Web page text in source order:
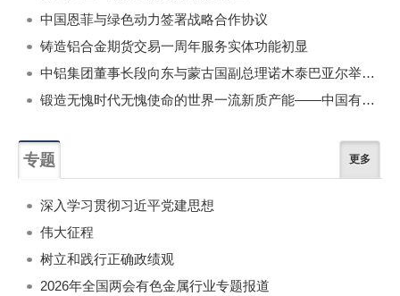
中国恩菲与绿色动力签署战略合作协议
铸造铝合金期货交易一周年服务实体功能初显
中铝集团董事长段向东与蒙古国副总理诺木泰巴亚尔举行会谈
锻造无愧时代无愧使命的世界一流新质产能——中国有色金属工业的战略应对与破局之道（二）
专题 更多
深入学习贯彻习近平党建思想
伟大征程
树立和践行正确政绩观
2026年全国两会有色金属行业专题报道